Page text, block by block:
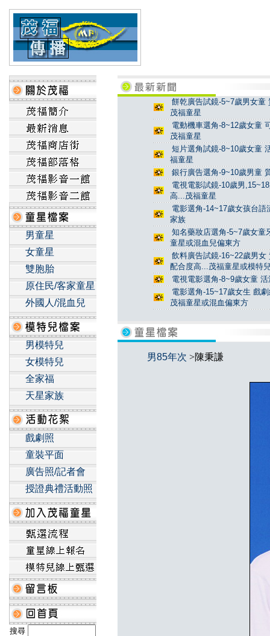
男童星
女童星
雙胞胎
原住民/客家童星
外國人/混血兒
男模特兒
女模特兒
全家福
天星家族
戲劇照
童裝平面
廣告照/記者會
授證典禮活動照
搜尋
餅乾廣告試鏡-5~7歲男女
茂福童星
電動機車選角-8~12歲女童
茂福童星
短片選角試鏡-8~10歲女童
福童星
銀行廣告選角-9~10歲男童
電視電影試鏡-10歲男
高...茂福童星
電影選角-14~17歲女孩台
家族
知名藥妝店選角-5~7歲女童
童星或混血兒偏東方
飲料廣告試鏡-16~22歲男
配合度高...茂福童星或模特
電視電影選角-8~9歲女童
電影選角-15~17歲女生 戲
茂福童星或混血偏東方
男85年次 >陳秉謙